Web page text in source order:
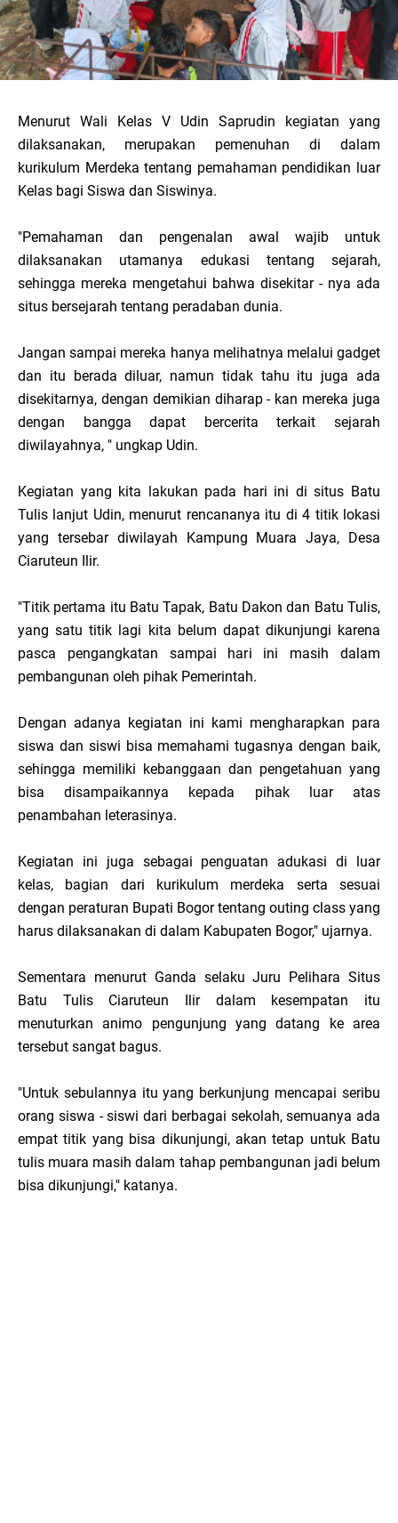
Menurut Wali Kelas V Udin Saprudin kegiatan yang
dilaksanakan, merupakan pemenuhan di dalam
kurikulum Merdeka tentang pemahaman pendidikan luar
Kelas bagi Siswa dan Siswinya.
"Pemahaman dan pengenalan awal wajib untuk
dilaksanakan utamanya edukasi tentang sejarah,
sehingga mereka mengetahui bahwa disekitar - nya ada
situs bersejarah tentang peradaban dunia.
Jangan sampai mereka hanya melihatnya melalui gadget
dan itu berada diluar, namun tidak tahu itu juga ada
disekitarnya, dengan demikian diharap - kan mereka juga
dengan bangga dapat bercerita terkait sejarah
diwilayahnya, " ungkap Udin.
Kegiatan yang kita lakukan pada hari ini di situs Batu
Tulis lanjut Udin, menurut rencananya itu di 4 titik lokasi
yang tersebar diwilayah Kampung Muara Jaya, Desa
Ciaruteun Ilir.
"Titik pertama itu Batu Tapak, Batu Dakon dan Batu Tulis,
yang satu titik lagi kita belum dapat dikunjungi karena
pasca pengangkatan sampai hari ini masih dalam
pembangunan oleh pihak Pemerintah.
Dengan adanya kegiatan ini kami mengharapkan para
siswa dan siswi bisa memahami tugasnya dengan baik,
sehingga memiliki kebanggaan dan pengetahuan yang
bisa disampaikannya kepada pihak luar atas
penambahan leterasinya.
Kegiatan ini juga sebagai penguatan adukasi di luar
kelas, bagian dari kurikulum merdeka serta sesuai
dengan peraturan Bupati Bogor tentang outing class yang
harus dilaksanakan di dalam Kabupaten Bogor," ujarnya.
Sementara menurut Ganda selaku Juru Pelihara Situs
Batu Tulis Ciaruteun Ilir dalam kesempatan itu
menuturkan animo pengunjung yang datang ke area
tersebut sangat bagus.
"Untuk sebulannya itu yang berkunjung mencapai seribu
orang siswa - siswi dari berbagai sekolah, semuanya ada
empat titik yang bisa dikunjungi, akan tetap untuk Batu
tulis muara masih dalam tahap pembangunan jadi belum
bisa dikunjungi," katanya.